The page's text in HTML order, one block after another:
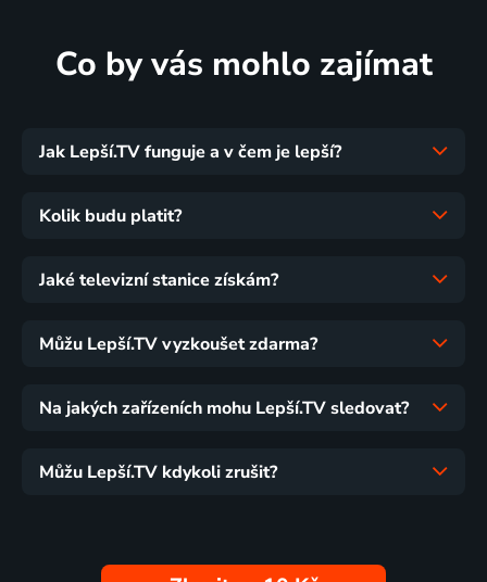
Co by vás mohlo zajímat
Jak Lepší.TV funguje a v čem je lepší?
Kolik budu platit?
Jaké televizní stanice získám?
Můžu Lepší.TV vyzkoušet zdarma?
Na jakých zařízeních mohu Lepší.TV sledovat?
Můžu Lepší.TV kdykoli zrušit?